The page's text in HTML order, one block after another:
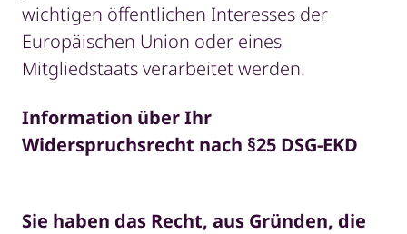
wichtigen öffentlichen Interesses der
Europäischen Union oder eines
Mitgliedstaats verarbeitet werden.
Information über Ihr
Widerspruchsrecht nach §25 DSG-EKD
Sie haben das Recht, aus Gründen, die